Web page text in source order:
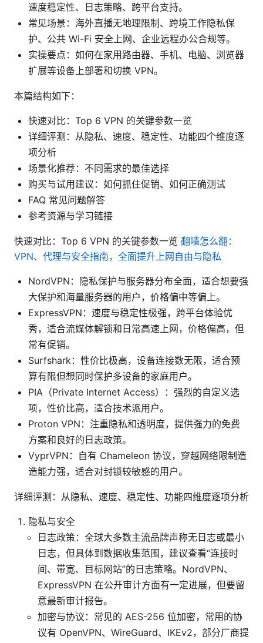
速度稳定性、日志策略、跨平台支持。
常见场景：海外直播无地理限制、跨境工作隐私保
护、公共 Wi-Fi 安全上网、企业远程办公合规等。
实操要点：如何在家用路由器、手机、电脑、浏览器
扩展等设备上部署和切换 VPN。
本篇结构如下：
快速对比：Top 6 VPN 的关键参数一览
详细评测：从隐私、速度、稳定性、功能四个维度逐
项分析
场景化推荐：不同需求的最佳选择
购买与试用建议：如何抓住促销、如何正确测试
FAQ 常见问题解答
参考资源与学习链接
快速对比：Top 6 VPN 的关键参数一览 翻墙怎么翻：
VPN、代理与安全指南，全面提升上网自由与隐私
NordVPN：隐私保护与服务器分布全面，适合想要强
大保护和海量服务器的用户，价格偏中等偏上。
ExpressVPN：速度与稳定性极强，跨平台体验优
秀，适合流媒体解锁和日常高速上网，价格偏高，但
常有促销。
Surfshark：性价比极高，设备连接数无限，适合预
算有限但想同时保护多设备的家庭用户。
PIA（Private Internet Access）：强烈的自定义选
项，性价比高，适合技术派用户。
Proton VPN：注重隐私和透明度，提供强力的免费
方案和良好的日志政策。
VyprVPN：自有 Chameleon 协议，穿越网络限制造
造能力强，适合对封锁较敏感的用户。
详细评测：从隐私、速度、稳定性、功能四维度逐项分析
隐私与安全
日志政策：全球大多数主流品牌声称无日志或最小
日志，但具体到数据收集范围，建议查看“连接时
间、带宽、目标网站”的日志策略。NordVPN、
ExpressVPN 在公开审计方面有一定进展，但要留
意最新审计报告。
加密与协议：常见的 AES-256 位加密，常用的协
议有 OpenVPN、WireGuard、IKEv2，部分厂商提